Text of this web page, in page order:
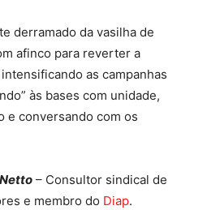
derramado da vasilha de
afinco para reverter a
as campanhas
às bases com unidade,
e conversando com os
– Consultor sindical de
e membro do Diap.